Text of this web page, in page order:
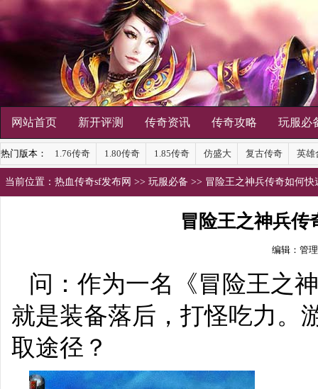
网站首页 新开评测 传奇资讯 传奇攻略 玩服必
热门版本： 1.76传奇 1.80传奇 1.85传奇 仿盛大 复古传奇 英雄
当前位置： 热血传奇sf发布网 >> 玩服必备 >> 冒险王之神兵传奇如何快
冒险王之神兵传
编辑：管
问：作为一名《冒险王之
就是装备落后，打怪吃力。
取途径？